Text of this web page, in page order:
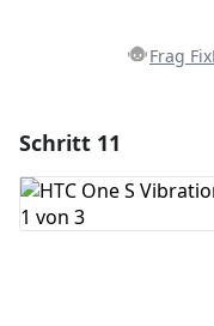
Frag
Kommentar
Schritt 11